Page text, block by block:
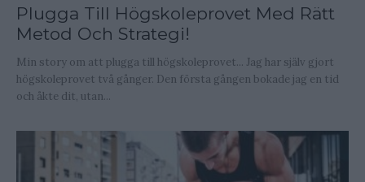
Plugga Till Högskoleprovet Med Rätt
Metod Och Strategi!
Min story om att plugga till högskoleprovet... Jag har själv gjort
högskoleprovet två gånger. Den första gången bokade jag en tid
och åkte dit, utan...